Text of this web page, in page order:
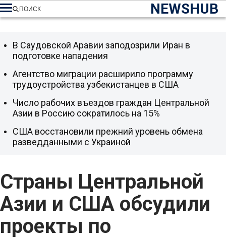
NEWSHUB
ПОИСК
Страны Центральной
Азии и США обсудили
проекты по
В Саудовской Аравии заподозрили Иран в
подготовке нападения
Агентство миграции расширило программу
трудоустройства узбекистанцев в США
Число рабочих въездов граждан Центральной
Азии в Россию сократилось на 15%
США восстановили прежний уровень обмена
разведданными с Украиной